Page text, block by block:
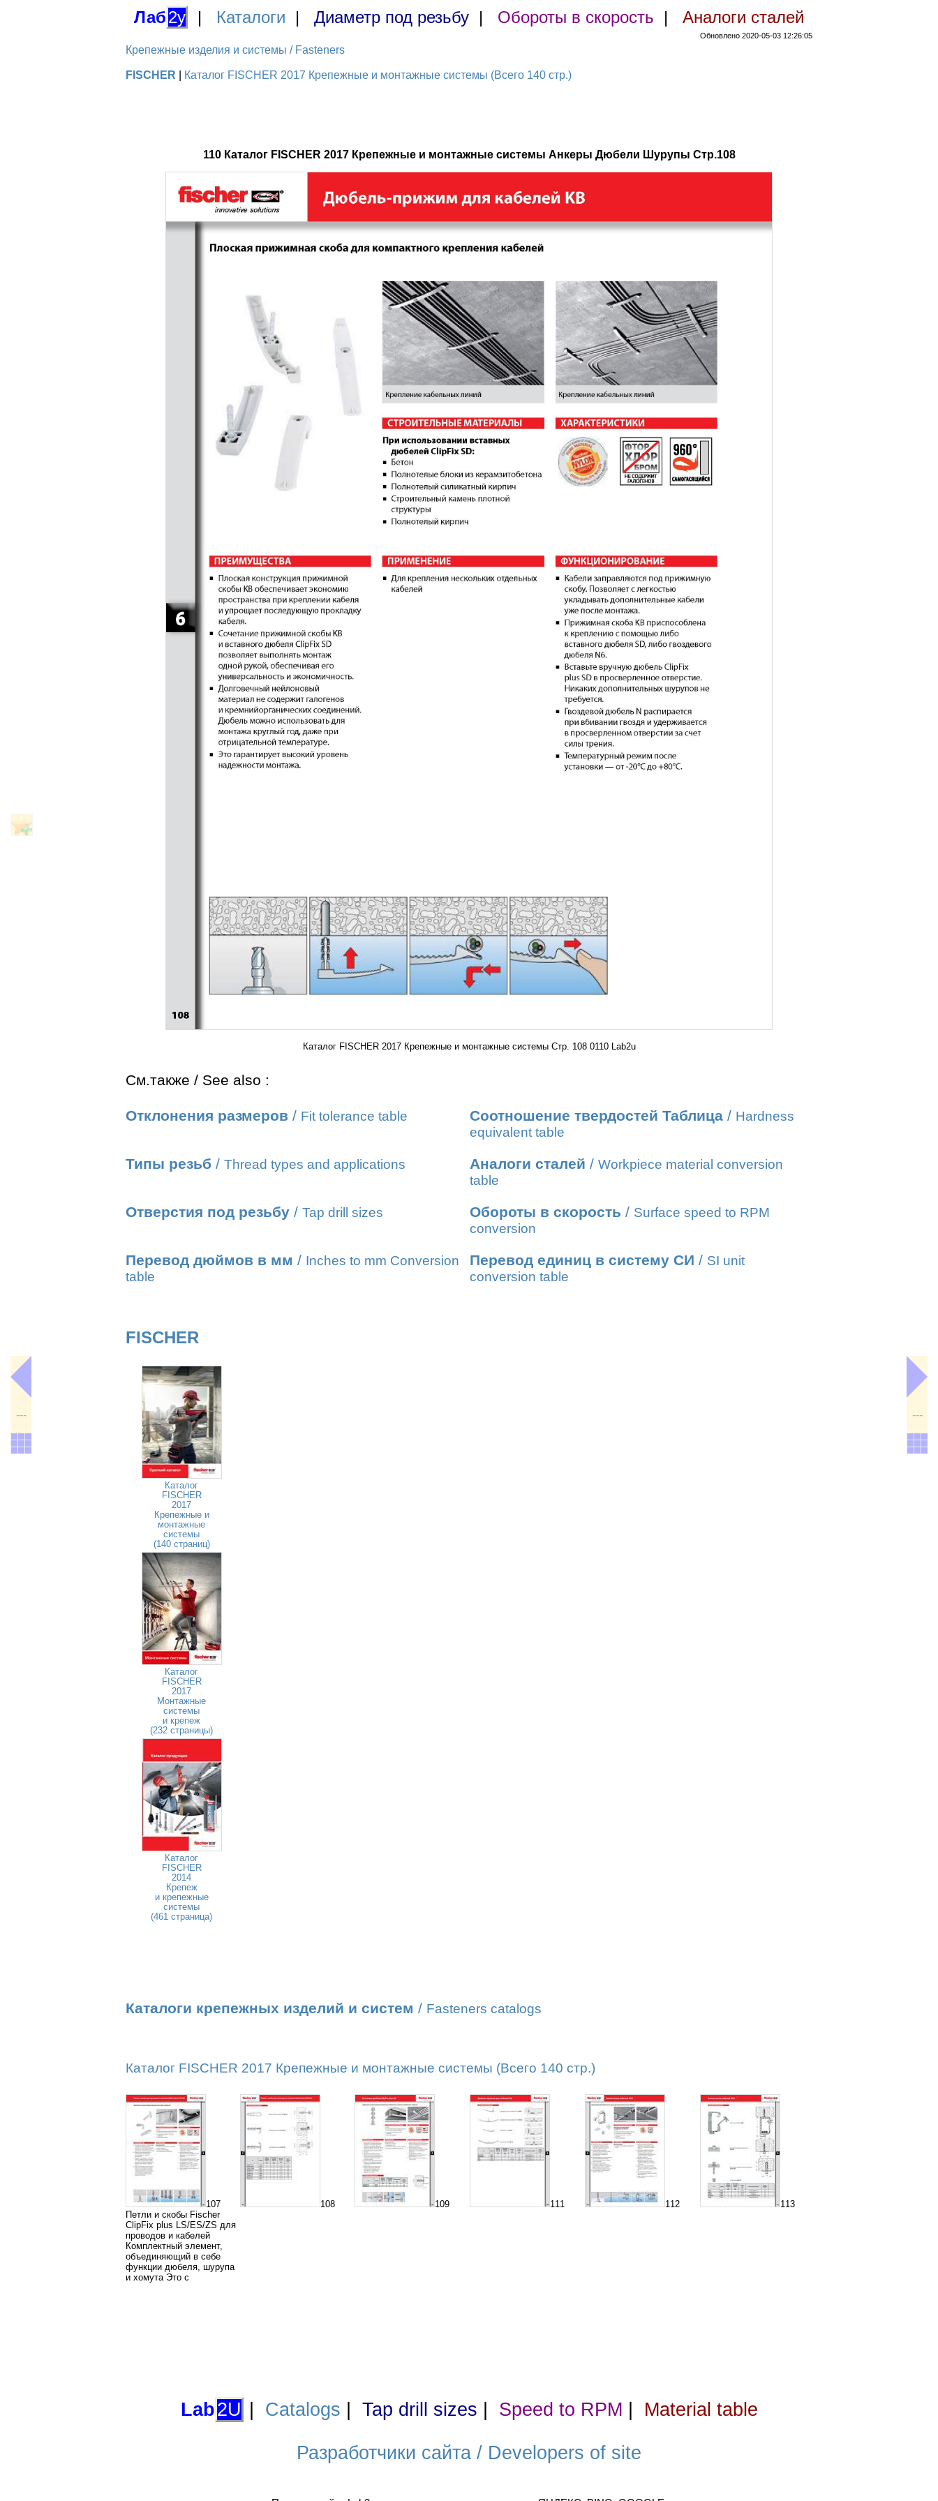
Лаб2у | Каталоги | Диаметр под резьбу | Обороты в скорость | Аналоги сталей
Обновлено 2020-05-03 12:26:05
Крепежные изделия и системы / Fasteners
FISCHER Каталог FISCHER 2017 Крепежные и монтажные системы (Всего 140 стр.)
110 Каталог FISCHER 2017 Крепежные и монтажные системы Анкеры Дюбели Шурупы Стр.108
Каталог FISCHER 2017 Крепежные и монтажные системы Стр. 108 0110 Lab2u
См.также / See also :
Отклонения размеров / Fit tolerance table Соотношение твердостей Таблица / Hardness
equivalent table
Типы резьб / Thread types and applications Аналоги сталей / Workpiece material conversion
table
Отверстия под резьбу / Tap drill sizes Обороты в скорость / Surface speed to RPM
conversion
Перевод дюймов в мм / Inches to mm Conversion
table
Перевод единиц в систему СИ / SI unit
conversion table
FISCHER
Каталог
FISCHER
2017
Крепежные и
монтажные
системы
(140 страниц)
Каталог
FISCHER
2017
Монтажные
системы
и крепеж
(232 страницы)
Каталог
FISCHER
2014
Крепеж
и крепежные
системы
(461 страница)
Каталоги крепежных изделий и систем / Fasteners catalogs
Каталог FISCHER 2017 Крепежные и монтажные системы (Всего 140 стр.)
107
Петли и скобы Fischer
ClipFix plus LS/ES/ZS для
проводов и кабелей
Комплектный элемент,
объединяющий в себе
функции дюбеля, шурупа
и хомута Это с
108 109 111 112 113
--- ---
Lab2U Catalogs Tap drill sizes Speed to RPM Material table
Разработчики сайта / Developers of site